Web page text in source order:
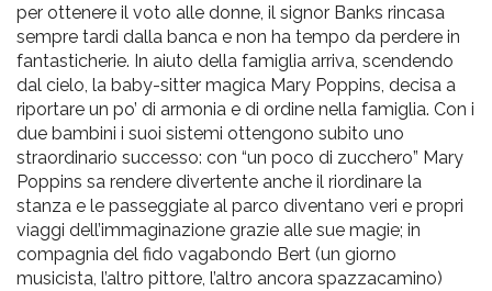
per ottenere il voto alle donne, il signor Banks rincasa
sempre tardi dalla banca e non ha tempo da perdere in
fantasticherie. In aiuto della famiglia arriva, scendendo
dal cielo, la baby-sitter magica Mary Poppins, decisa a
riportare un po’ di armonia e di ordine nella famiglia. Con i
due bambini i suoi sistemi ottengono subito uno
straordinario successo: con “un poco di zucchero” Mary
Poppins sa rendere divertente anche il riordinare la
stanza e le passeggiate al parco diventano veri e propri
viaggi dell’immaginazione grazie alle sue magie; in
compagnia del fido vagabondo Bert (un giorno
musicista, l’altro pittore, l’altro ancora spazzacamino)